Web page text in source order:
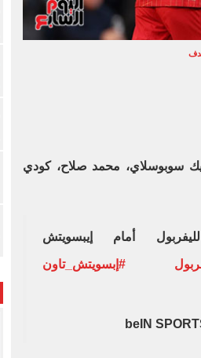
سوبوسلاي، محمد صلاح، كودي
أمام إيبسويتش
#إبسويتش_تاون